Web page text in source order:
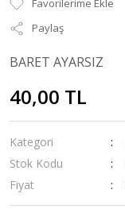
Paylaş
BARET AYARSIZ
40,00 TL
Kategori
Stok Kodu
Fiyat